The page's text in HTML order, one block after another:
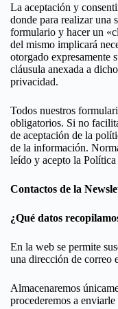
La aceptación y
donde para realizar una
formulario y hacer un
del mismo implicará
otorgado expresamente
cláusula anexada a
privacidad.
Todos nuestros
obligatorios. Si no
de aceptación de la
de la información.
leído y acepto la
Contactos de la
¿Qué datos
En la web se permite
una dirección de correo
Almacenaremos
procederemos a